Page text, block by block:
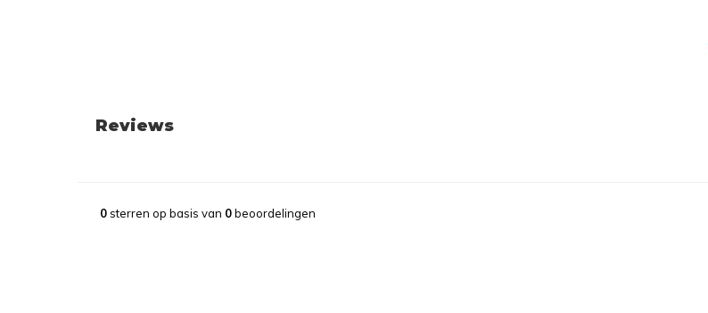
Reviews
0sterren op basis van 0beoordelingen